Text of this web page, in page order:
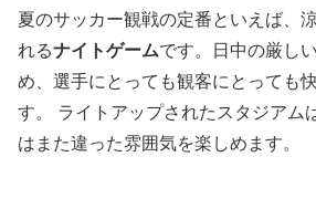
夏のサッカー観戦の定番といえば、
れるナイトゲームです。日中の厳し
め、選手にとっても観客にとっても
す。 ライトアップされたスタジアム
はまた違った雰囲気を楽しめます。